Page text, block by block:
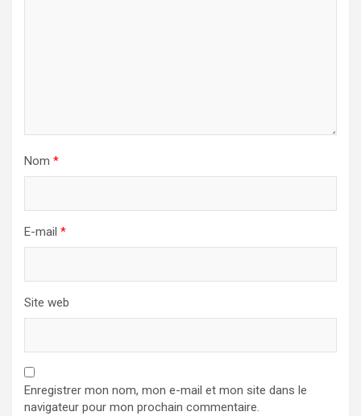
Nom *
E-mail *
Site web
Enregistrer mon nom, mon e-mail et mon site dans le
navigateur pour mon prochain commentaire.